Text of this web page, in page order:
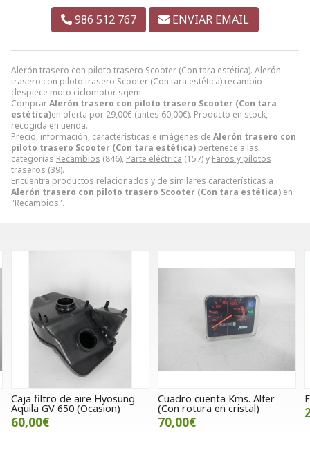
Alerón trasero con piloto trasero Scooter (Con tara estética). Alerón
trasero con piloto trasero Scooter (Con tara estética) recambio
despiece moto ciclomotor sqem
ComprarAlerón trasero con piloto trasero Scooter (Con tara
estética)en oferta por 29,00€ (antes 60,00€). Producto en stock,
recogida en tienda.
Precio, información, características e imágenes de Alerón trasero con
piloto trasero Scooter (Con tara estética) pertenece a las
categorías Recambios (846), Parte eléctrica (157) y Faros y pilotos
traseros (39).
Encuentra productos relacionados y de similares características a
Alerón trasero con piloto trasero Scooter (Con tara estética) en
"Recambios".
986 512 767 ENVIAR EMAIL
Cuadro cuenta Kms. Alfer
(Con rotura en cristal)
70,00€
Filtro de aire SWM Varez 125
22,00€